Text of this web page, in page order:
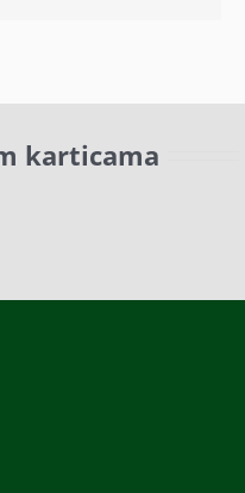
karticama